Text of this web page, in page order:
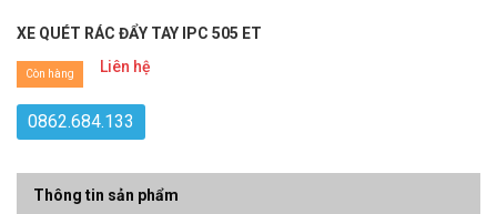
XE QUÉT RÁC ĐẨY TAY IPC 505 ET
Liên hệ
Còn hàng
0862.684.133
Thông tin sản phẩm